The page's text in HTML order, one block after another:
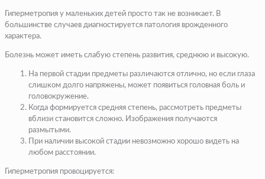
Гиперметропия у маленьких детей просто так не возникает. В
большинстве случаев диагностируется патология врожденного
характера.
Болезнь может иметь слабую степень развития, среднюю и высокую.
На первой стадии предметы различаются отлично, но если глаза
слишком долго напряжены, может появиться головная боль и
головокружение.
Когда формируется средняя степень, рассмотреть предметы
вблизи становится сложно. Изображения получаются
размытыми.
При наличии высокой стадии невозможно хорошо видеть на
любом расстоянии.
Гиперметропия провоцируется: